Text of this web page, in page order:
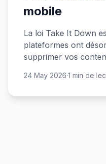
mobile
La loi Take It Down
plateformes ont
supprimer vos
24 May 2026·1 min de